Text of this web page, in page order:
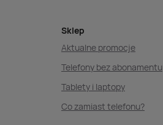
Sklep
Aktualne promocje
Telefony bez abonamentu
Tablety i laptopy
Co zamiast telefonu?